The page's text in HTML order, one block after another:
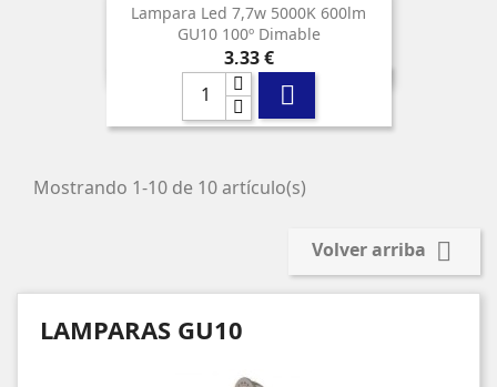
Lampara Led 7,7w 5000K 600lm
GU10 100º Dimable
Precio
3,33 €

Mostrando 1-10 de 10 artículo(s)
Volver arriba 
LAMPARAS GU10